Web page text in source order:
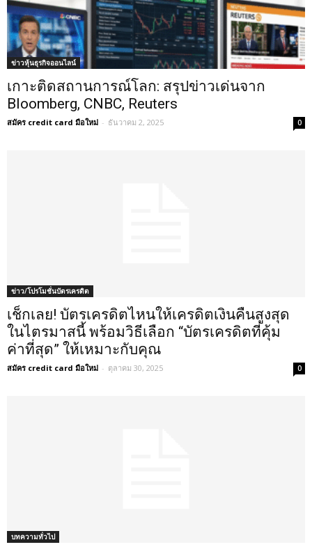
ข่าวหุ้นธุรกิจออนไลน์
เกาะติดสถานการณ์โลก: สรุปข่าวเด่นจาก
Bloomberg, CNBC, Reuters
สมัคร credit card มือใหม่ - ธันวาคม 2, 2025 0
ข่าว/โปรโมชั่นบัตรเครดิต
เช็กเลย! บัตรเครดิตไหนให้เครดิตเงินคืนสูงสุด
ในไตรมาสนี้ พร้อมวิธีเลือก “บัตรเครดิตที่คุ้ม
ค่าที่สุด” ให้เหมาะกับคุณ
สมัคร credit card มือใหม่ - ตุลาคม 30, 2025 0
บทความทั่วไป